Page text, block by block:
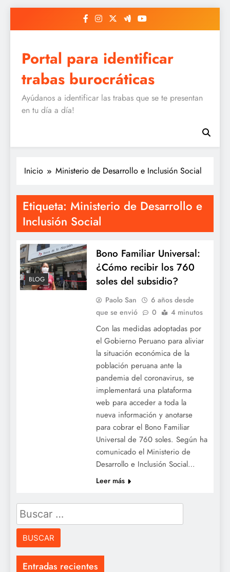
Portal para identificar
trabas burocráticas
Ayúdanos a identificar las trabas que se te presentan
en tu día a día!
Inicio Ministerio de Desarrollo e Inclusión Social
Etiqueta: Ministerio de Desarrollo e
Inclusión Social
BLOG
Bono Familiar Universal:
¿Cómo recibir los 760
soles del subsidio?
Paolo San
6 años desde
que se envió
0 4 minutos
Con las medidas adoptadas por
el Gobierno Peruano para aliviar
la situación económica de la
población peruana ante la
pandemia del coronavirus, se
implementará una plataforma
web para acceder a toda la
nueva información y anotarse
para cobrar el Bono Familiar
Universal de 760 soles. Según ha
comunicado el Ministerio de
Desarrollo e Inclusión Social…
Leer más
Buscar:
Entradas recientes